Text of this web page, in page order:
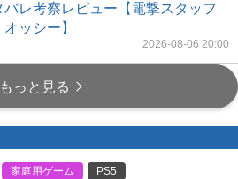
バレ考察レビュー【電撃スタッフ
ッシー】
2026-08-06 20:00
もっと見る
家庭用ゲーム
PS5